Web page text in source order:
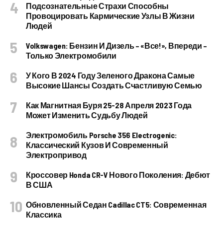
Подсознательные Страхи Способны
Провоцировать Кармические Узлы В Жизни
Людей
Volkswagen: Бензин И Дизель – «все!», Впереди –
Только Электромобили
У Кого В 2024 Году Зеленого Дракона Самые
Высокие Шансы Создать Счастливую Семью
Как Магнитная Буря 25-28 Апреля 2023 Года
Может Изменить Судьбу Людей
Электромобиль Porsche 356 Electrogenic:
Классический Кузов И Современный
Электропривод
Кроссовер Honda CR-V Нового Поколения: Дебют
В США
Обновленный Седан Cadillac CT5: Современная
Классика